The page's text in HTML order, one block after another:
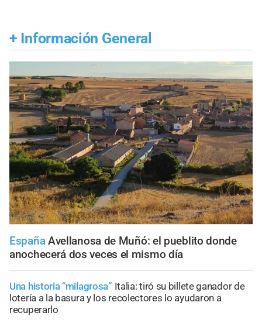
+ Información General
España Avellanosa de Muñó: el pueblito donde
anochecerá dos veces el mismo día
Una historia “milagrosa” Italia: tiró su billete ganador de
lotería a la basura y los recolectores lo ayudaron a
recuperarlo